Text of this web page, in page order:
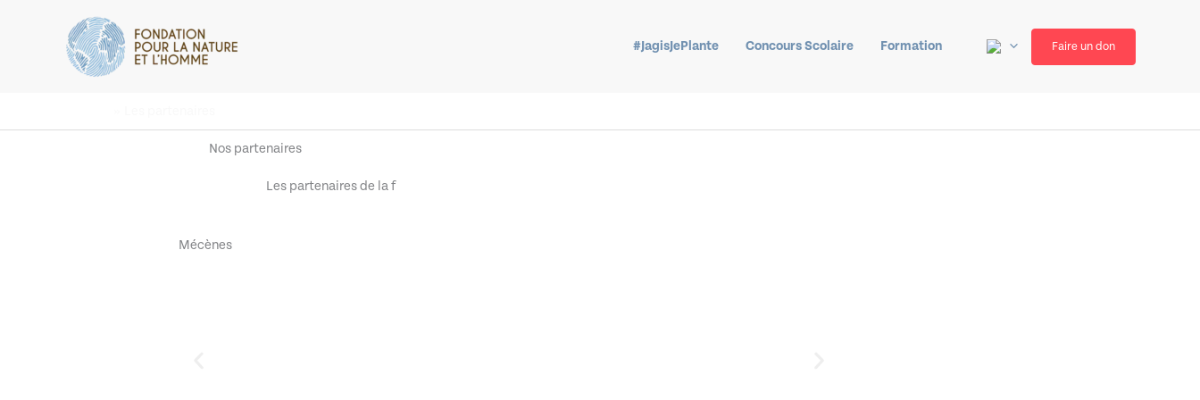
#JagisJePlante Concours Scolaire Formation Faire un don
Nos partenaires
Les partenaires de la formation “
Mécènes